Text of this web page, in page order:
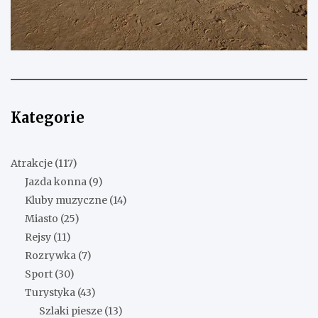
Kategorie
Atrakcje (117)
Jazda konna (9)
Kluby muzyczne (14)
Miasto (25)
Rejsy (11)
Rozrywka (7)
Sport (30)
Turystyka (43)
Szlaki piesze (13)